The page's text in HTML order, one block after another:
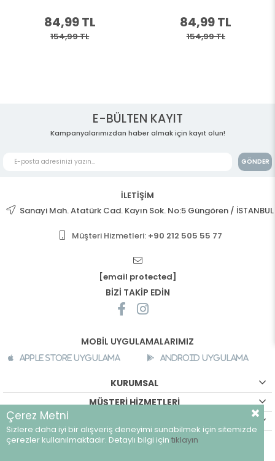
84,99 TL
154,99 TL
84,99 TL
154,99 TL
E-BÜLTEN KAYIT
Kampanyalarımızdan haber almak için kayıt olun!
GÖNDER
İLETİŞİM
Sanayi Mah. Atatürk Cad. Kayın Sok. No:5 Güngören / İSTANBUL
Müşteri Hizmetleri: +90 212 505 55 77
[email protected]
BİZİ TAKİP EDİN
MOBİL UYGULAMALARIMIZ
Apple Store Uygulama Android Uygulama
KURUMSAL
MÜŞTERİ HİZMETLERİ
©breeze.com.tr - Tüm hakları saklıdır.
Çerez Metni
Sizlere daha iyi bir alışveriş deneyimi sunabilmek için sitemizde
çerezler kullanılmaktadır. Detaylı bilgi için tıklayın